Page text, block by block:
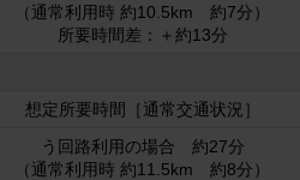
（通常利用時 約10.5km 約7分）
所要時間差：＋約13分
想定所要時間［通常交通状況］
う回路利用の場合 約27分
（通常利用時 約11.5km 約8分）